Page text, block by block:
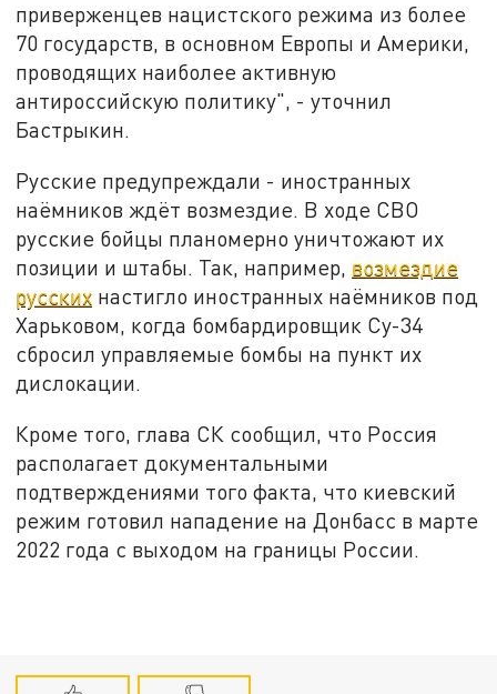
приверженцев нацистского режима из более
70 государств, в основном Европы и Америки,
проводящих наиболее активную
антироссийскую политику", - уточнил
Бастрыкин.
Русские предупреждали - иностранных
наёмников ждёт возмездие. В ходе СВО
русские бойцы планомерно уничтожают их
позиции и штабы. Так, например, возмездие
русских настигло иностранных наёмников под
Харьковом, когда бомбардировщик Су-34
сбросил управляемые бомбы на пункт их
дислокации.
Кроме того, глава СК сообщил, что Россия
располагает документальными
подтверждениями того факта, что киевский
режим готовил нападение на Донбасс в марте
2022 года с выходом на границы России.